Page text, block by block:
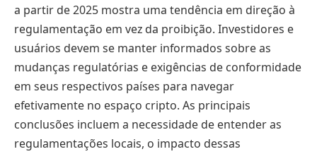
a partir de 2025 mostra uma tendência em direção à
regulamentação em vez da proibição. Investidores e
usuários devem se manter informados sobre as
mudanças regulatórias e exigências de conformidade
em seus respectivos países para navegar
efetivamente no espaço cripto. As principais
conclusões incluem a necessidade de entender as
regulamentações locais, o impacto dessas